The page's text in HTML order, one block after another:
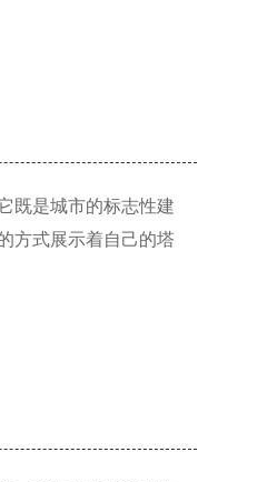
既是城市的标志性建
方式展示着自己的塔